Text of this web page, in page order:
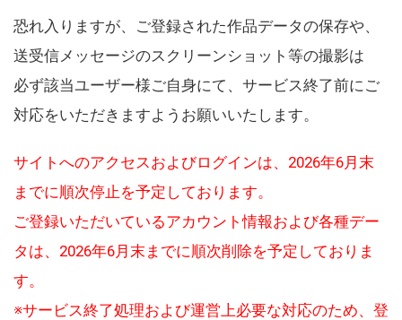
恐れ入りますが、ご登録された作品データの保存や、
送受信メッセージのスクリーンショット等の撮影は
必ず該当ユーザー様ご自身にて、サービス終了前にご
対応をいただきますようお願いいたします。
サイトへのアクセスおよびログインは、2026年6月末
までに順次停止を予定しております。
ご登録いただいているアカウント情報および各種デー
タは、2026年6月末までに順次削除を予定しておりま
す。
※サービス終了処理および運営上必要な対応のため、登